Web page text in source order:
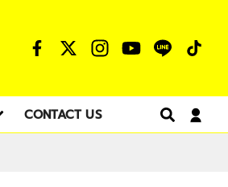
CONTACT US